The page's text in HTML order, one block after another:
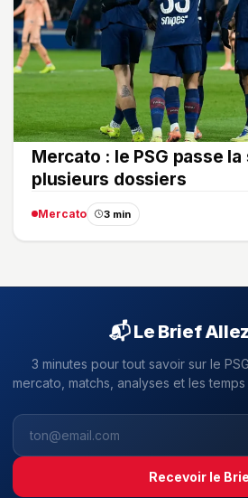
Mercato : le PSG passe
plusieurs dossiers
Mercato 3 min
📬 Le Brief
3 minutes pour tout savoir sur le
mercato, matchs, analyses et les
Recevoir le